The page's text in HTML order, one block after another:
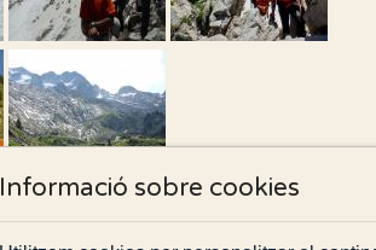
Informació sobre cookies